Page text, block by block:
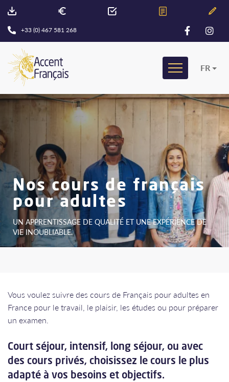
+33 (0) 467 581 268
FR
Nos cours de français
pour adultes
UN APPRENTISSAGE DE QUALITÉ ET UNE EXPÉRIENCE DE
VIE INOUBLIABLE.
Vous voulez suivre des cours de Français pour adultes en
France pour le travail, le plaisir, les études ou pour préparer
un examen.
Court séjour, intensif, long séjour, ou avec
des cours privés, choisissez le cours le plus
adapté à vos besoins et objectifs.